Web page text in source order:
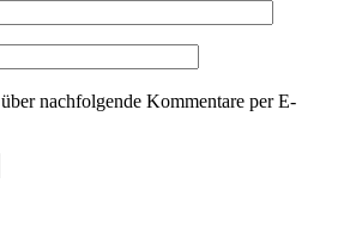
nachfolgende Kommentare per E-